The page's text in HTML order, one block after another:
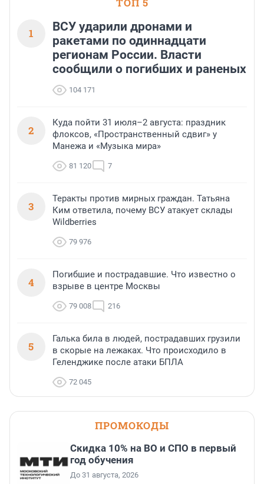
1
ВСУ ударили дронами и
ракетами по одиннадцати
регионам России. Власти
сообщили о погибших и раненых
104 171
2
Куда пойти 31 июля–2 августа: праздник
флоксов, «Пространственный сдвиг» у
Манежа и «Музыка мира»
81 120 7
3
Теракты против мирных граждан. Татьяна
Ким ответила, почему ВСУ атакует склады
Wildberries
79 976
4
Погибшие и пострадавшие. Что известно о
взрыве в центре Москвы
79 008 216
5
Галька била в людей, пострадавших грузили
в скорые на лежаках. Что происходило в
Геленджике после атаки БПЛА
72 045
ПРОМОКОДЫ
Скидка 10% на ВО и СПО в первый
год обучения
До 31 августа, 2026